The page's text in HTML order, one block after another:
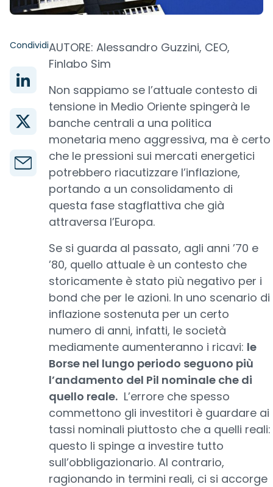
CondividiAUTORE: Alessandro Guzzini, CEO,
Finlabo Sim
Non sappiamo se l’attuale contesto di
tensione in Medio Oriente spingerà le
banche centrali a una politica
monetaria meno aggressiva, ma è certo
che le pressioni sui mercati energetici
potrebbero riacutizzare l’inflazione,
portando a un consolidamento di
questa fase stagflattiva che già
attraversa l’Europa.
Se si guarda al passato, agli anni ’70 e
’80, quello attuale è un contesto che
storicamente è stato più negativo per i
bond che per le azioni. In uno scenario di
inflazione sostenuta per un certo
numero di anni, infatti, le società
mediamente aumenteranno i ricavi: le
Borse nel lungo periodo seguono più
l’andamento del Pil nominale che di
quello reale. L’errore che spesso
commettono gli investitori è guardare ai
tassi nominali piuttosto che a quelli reali:
questo li spinge a investire tutto
sull’obbligazionario. Al contrario,
ragionando in termini reali, ci si accorge